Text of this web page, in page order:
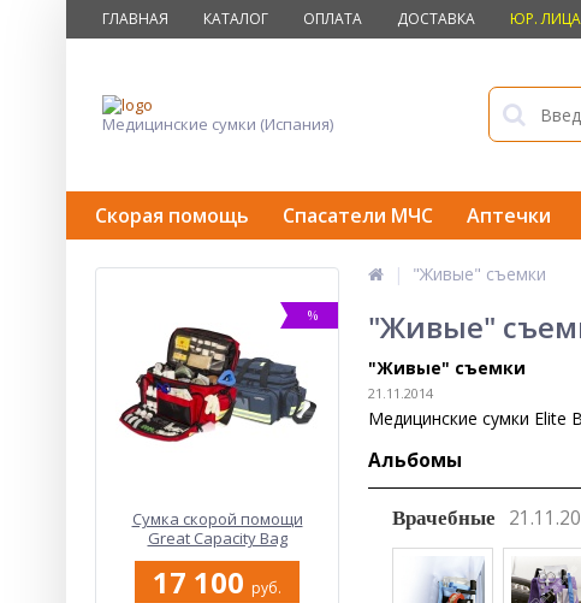
ГЛАВНАЯ КАТАЛОГ ОПЛАТА ДОСТАВКА ЮР.
Медицинские сумки (Испания)
Скорая помощь Спасатели МЧС Аптечки
%
Сумка скорой помощи
Great Capacity Bag
17 100 руб.
"Живые" съемки
"Живые"
"Живые" съемки
21.11.2014
Медицинские сумки Elite
Альбомы
Врачебные